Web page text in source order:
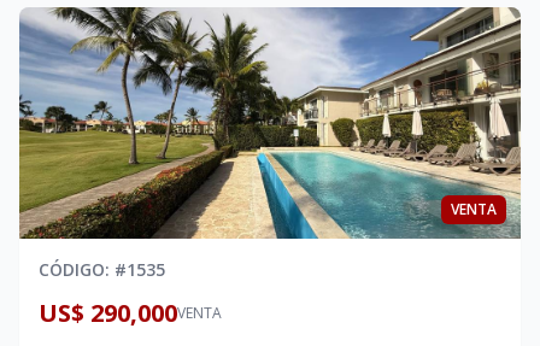
VENTA
CÓDIGO: #1535
VENTA
US$ 290,000